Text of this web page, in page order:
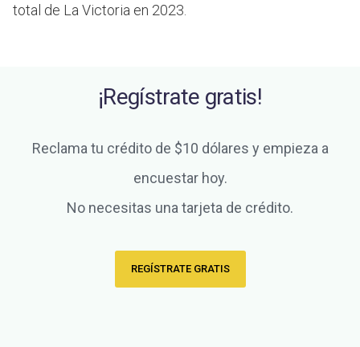
total de La Victoria en 2023.
¡Regístrate gratis!
Reclama tu crédito de $10 dólares y empieza a
encuestar hoy.
No necesitas una tarjeta de crédito.
REGÍSTRATE GRATIS